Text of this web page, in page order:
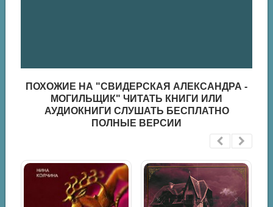
ПОХОЖИЕ НА "СВИДЕРСКАЯ АЛЕКСАНДРА -
МОГИЛЬЩИК" ЧИТАТЬ КНИГИ ИЛИ
АУДИОКНИГИ СЛУШАТЬ БЕСПЛАТНО
ПОЛНЫЕ ВЕРСИИ